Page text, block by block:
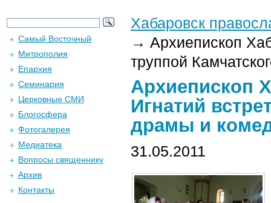
Хабаровск
→ Архиепископ
труппой
Архиепископ
Игнатий
драмы и
31.05.2011
Самый Восточный
Митрополия
Епархия
Семинария
Церковные СМИ
Блогосфера
Фотогалерея
Медиатека
Вопросы священнику
Архив
Контакты